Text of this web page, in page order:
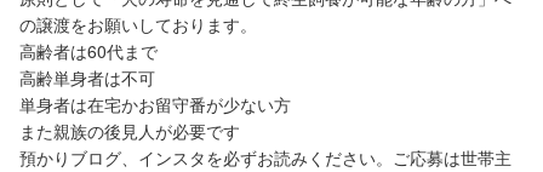
の譲渡をお願いしております。
高齢者は60代まで
高齢単身者は不可
単身者は在宅かお留守番が少ない方
また親族の後見人が必要です
預かりブログ、インスタを必ずお読みください。ご応募は世帯主